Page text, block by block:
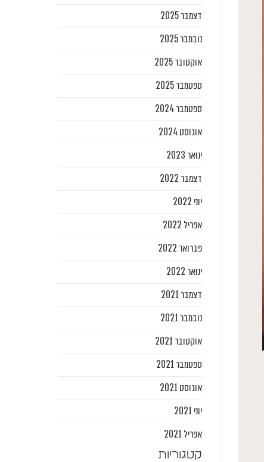
דצמבר 2025
נובמבר 2025
אוקטובר 2025
ספטמבר 2025
ספטמבר 2024
אוגוסט 2024
ינואר 2023
דצמבר 2022
יוני 2022
אפריל 2022
פברואר 2022
ינואר 2022
דצמבר 2021
נובמבר 2021
אוקטובר 2021
ספטמבר 2021
אוגוסט 2021
יוני 2021
אפריל 2021
קטגוריות